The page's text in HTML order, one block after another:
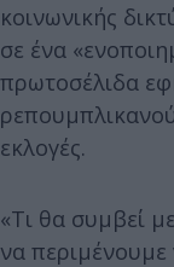
κοινωνικής
σε ένα
πρωτοσέλιδα
εκλογές.
«Τι θα συμβεί
να περιμένουμε